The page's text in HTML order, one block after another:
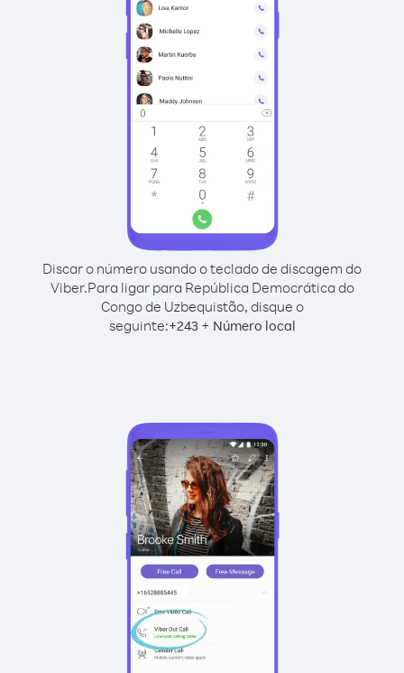
Discar o número usando o teclado de discagem do
Viber.Para ligar para República Democrática do
Congo de Uzbequistão, disque o
seguinte:+243+ Número local